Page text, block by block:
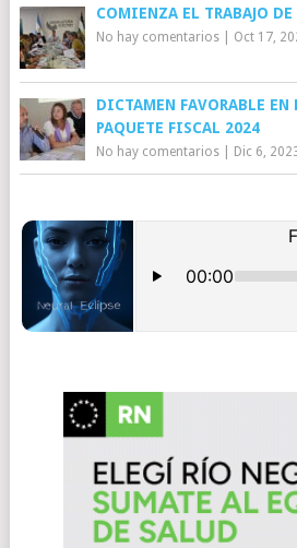
COMIENZA EL TRABAJO
No hay comentarios| Oct 17,
DICTAMEN FAVORABLE
PAQUETE FISCAL 2024
No hay comentarios| Dic 6,